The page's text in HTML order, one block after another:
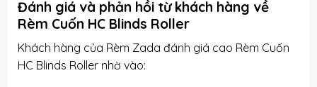
Đánh giá và phản hồi từ khách hàng về
Rèm Cuốn HC Blinds Roller
Khách hàng của Rèm Zada đánh giá cao Rèm Cuốn
HC Blinds Roller nhờ vào: